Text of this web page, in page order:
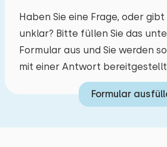
Haben Sie eine Frage, oder
unklar? Bitte füllen Sie das
Formular aus und Sie werden
mit einer Antwort
Formular